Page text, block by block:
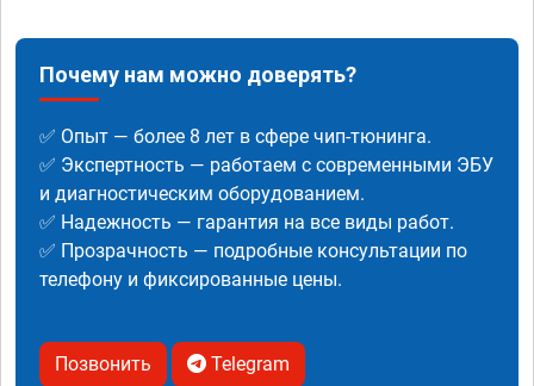
Почему нам можно доверять?
✅ Опыт — более 8 лет в сфере чип-тюнинга.
✅ Экспертность — работаем с современными ЭБУ
и диагностическим оборудованием.
✅ Надежность — гарантия на все виды работ.
✅ Прозрачность — подробные консультации по
телефону и фиксированные цены.
Позвонить Telegram